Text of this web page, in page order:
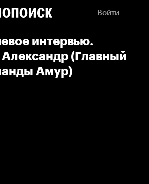
Войти
интервью.
(Главный
Амур)